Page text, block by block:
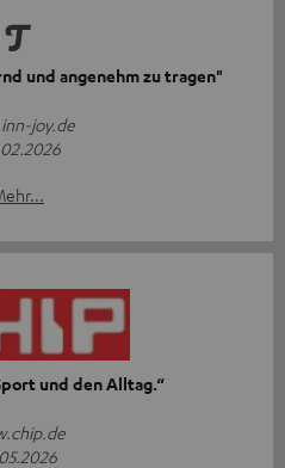
und angenehm zu tragen"
joy.de
und den Alltag.“